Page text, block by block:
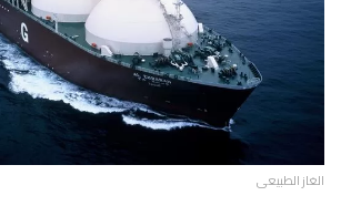
الغاز الطبيعى